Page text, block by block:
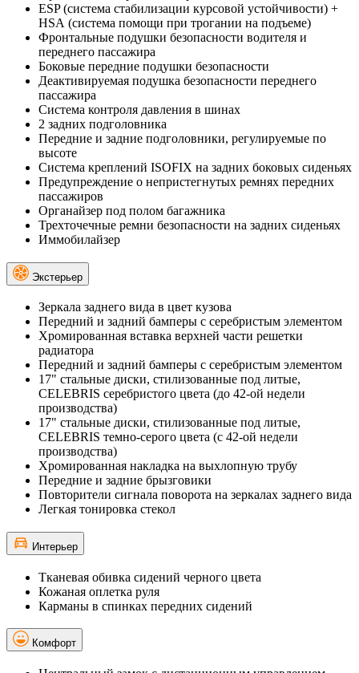
ESP (система стабилизации курсовой устойчивости) +
HSА (система помощи при трогании на подъеме)
Фронтальные подушки безопасности водителя и
переднего пассажира
Боковые передние подушки безопасности
Деактивируемая подушка безопасности переднего
пассажира
Система контроля давления в шинах
2 задних подголовника
Передние и задние подголовники, регулируемые по
высоте
Система креплений ISOFIX на задних боковых сиденьях
Предупреждение о непристегнутых ремнях передних
пассажиров
Органайзер под полом багажника
Трехточечные ремни безопасности на задних сиденьях
Иммобилайзер
Экстерьер
Зеркала заднего вида в цвет кузова
Передний и задний бамперы с серебристым элементом
Хромированная вставка верхней части решетки
радиатора
Передний и задний бамперы с серебристым элементом
17" стальные диски, стилизованные под литые,
CELEBRIS серебристого цвета (до 42-ой недели
производства)
17" стальные диски, стилизованные под литые,
CELEBRIS темно-серого цвета (с 42-ой недели
производства)
Хромированная накладка на выхлопную трубу
Передние и задние брызговики
Повторители сигнала поворота на зеркалах заднего вида
Легкая тонировка стекол
Интерьер
Тканевая обивка сидений черного цвета
Кожаная оплетка руля
Карманы в спинках передних сидений
Комфорт